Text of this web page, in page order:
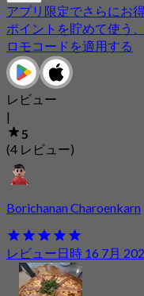
アプリ限定でさらにお
ポイントを貯めて使う
ロモコードを適用する
レビュー
|
5
(4 レビュー)
Borichanan Charoenkarn
レビュー日時 16 7月